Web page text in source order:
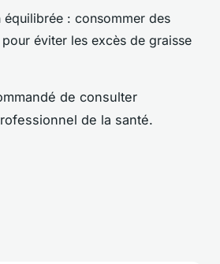
équilibrée : consommer des
éviter les excès de graisse
de consulter
de la santé.